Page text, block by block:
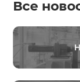
Все